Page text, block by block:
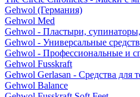
Gehwol (Германия)
Gehwol Med
Gehwol - Пластыри, супинаторы,
Gehwol - Универсальные
Gehwol - Профессиональные и
Gehwol Fusskraft
Gehwol Gerlasan - Средства для
Gehwol Balance